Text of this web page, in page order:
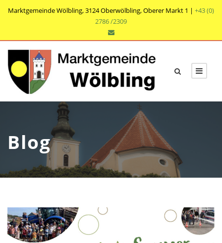
Marktgemeinde Wölbling, 3124 Oberwölbling, Oberer Markt 1 | +43 (0)
2786 /2309
Blog